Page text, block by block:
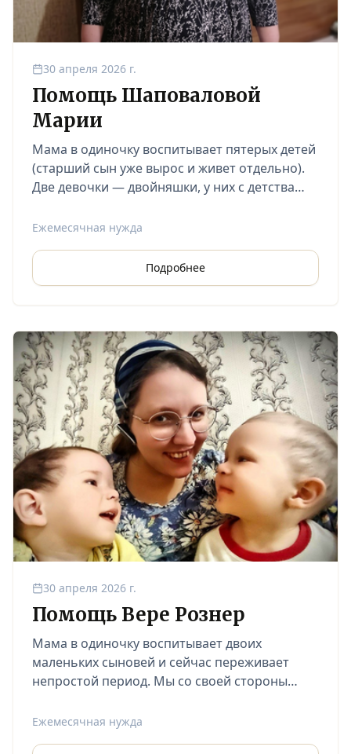
30 апреля 2026 г.
Помощь Шаповаловой
Марии
Мама в одиночку воспитывает пятерых детей
(старший сын уже вырос и живет отдельно).
Две девочки — двойняшки, у них с детства
постоянного внимания и дополнительных
Ежемесячная нужда
Подробнее
30 апреля 2026 г.
Помощь Вере Рознер
Мама в одиночку воспитывает двоих
маленьких сыновей и сейчас переживает
непростой период. Мы со своей стороны
жилья.
Ежемесячная нужда